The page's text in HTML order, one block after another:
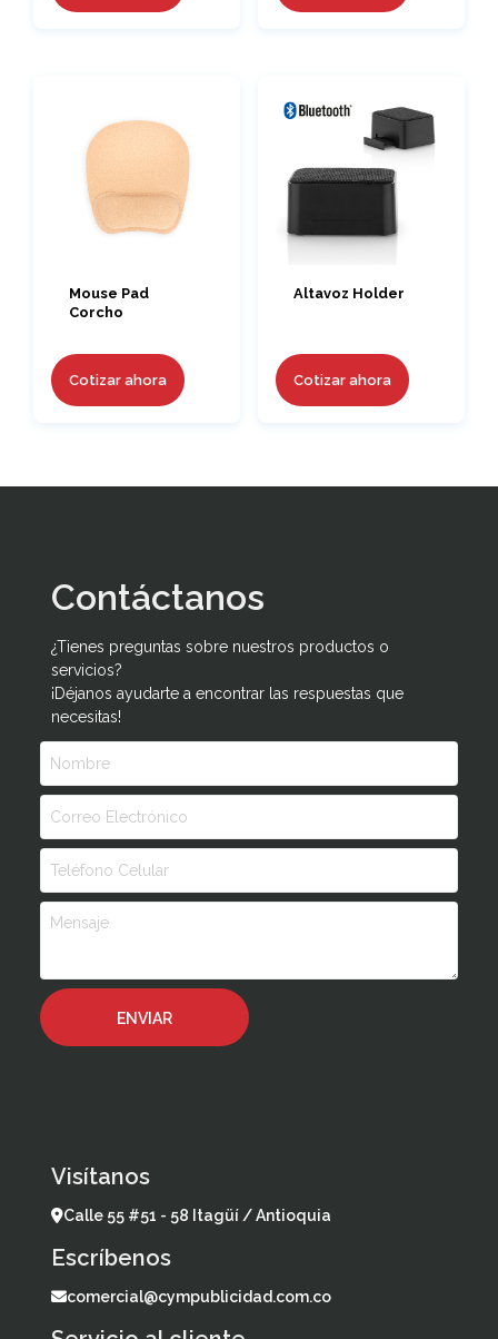
Mouse Pad
Corcho
Cotizar ahora
Altavoz Holder
Cotizar ahora
Contáctanos
¿Tienes preguntas sobre nuestros productos o
servicios?
¡Déjanos ayudarte a encontrar las respuestas que
necesitas!
Visítanos
Calle 55 #51 - 58 Itagüí / Antioquia
Escríbenos
comercial@cympublicidad.com.co